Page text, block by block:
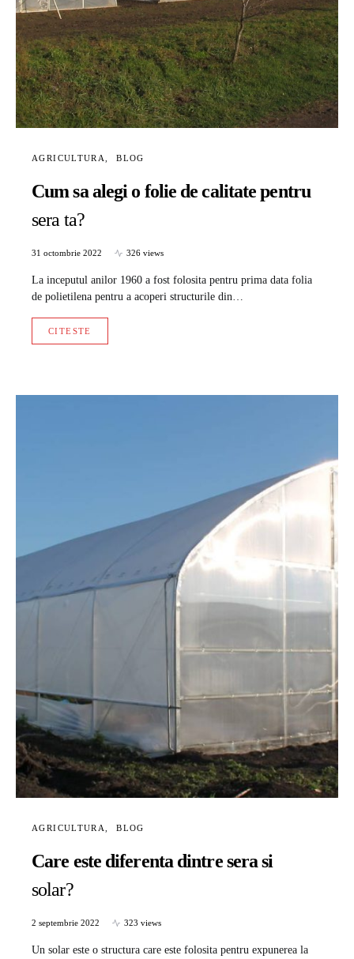
AGRICULTURA BLOG
Cum sa alegi o folie de calitate pentru
sera ta?
31 octombrie 2022 326 views
La inceputul anilor 1960 a fost folosita pentru prima data folia
de polietilena pentru a acoperi structurile din…
CITESTE
AGRICULTURA BLOG
Care este diferenta dintre sera si
solar?
2 septembrie 2022 323 views
Un solar este o structura care este folosita pentru expunerea la